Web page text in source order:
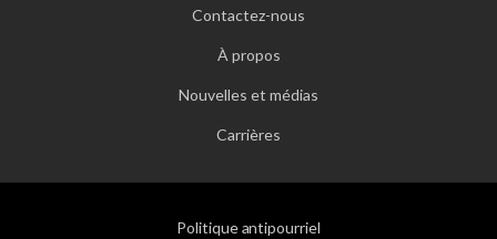
Contactez-nous
À propos
Nouvelles et médias
Carrières
Politique antipourriel